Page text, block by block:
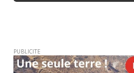
PUBLICITE